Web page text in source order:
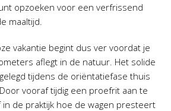
opzoeken voor een verfrissend
maaltijd.
vakantie begint dus ver voordat je
aflegt in de natuur. Het solide
tijdens de oriëntatiefase thuis
vooraf tijdig een proefrit aan te
in de praktijk hoe de wagen presteert